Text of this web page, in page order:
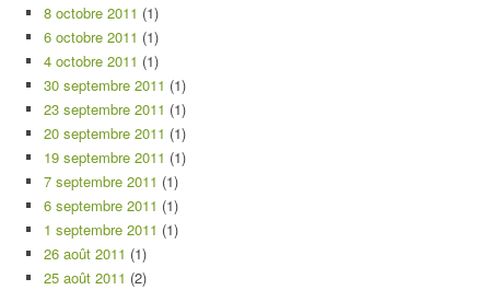
8 octobre 2011 (1)
6 octobre 2011 (1)
4 octobre 2011 (1)
30 septembre 2011 (1)
23 septembre 2011 (1)
20 septembre 2011 (1)
19 septembre 2011 (1)
7 septembre 2011 (1)
6 septembre 2011 (1)
1 septembre 2011 (1)
26 août 2011 (1)
25 août 2011 (2)